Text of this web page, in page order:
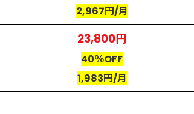
2,967円/月
23,800円
40％OFF
1,983円/月